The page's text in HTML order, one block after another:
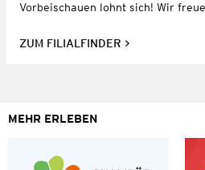
Vorbeischauen lohnt sich! Wir
ZUM FILIALFINDER
MEHR ERLEBEN